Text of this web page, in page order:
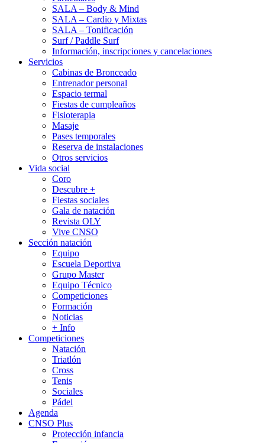
SALA – Body & Mind
SALA – Cardio y Mixtas
SALA – Tonificación
Surf / Paddle Surf
Información, inscripciones y cancelaciones
Servicios
Cabinas de Bronceado
Entrenador personal
Espacio termal
Fiestas de cumpleaños
Fisioterapia
Masaje
Pases temporales
Reserva de instalaciones
Otros servicios
Vida social
Coro
Descubre +
Fiestas sociales
Gala de natación
Revista OLY
Vive CNSO
Sección natación
Equipo
Escuela Deportiva
Grupo Master
Equipo Técnico
Competiciones
Formación
Noticias
+ Info
Competiciones
Natación
Triatlón
Cross
Tenis
Sociales
Pádel
Agenda
CNSO Plus
Protección infancia